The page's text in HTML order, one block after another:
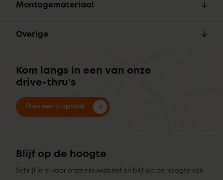
Montagemateriaal
Overige
Kom langs in een van onze
drive-thru's
Plan een afspraak
Blijf op de hoogte
Schrijf je in voor onze nieuwsbrief en blijf op de hoogte van